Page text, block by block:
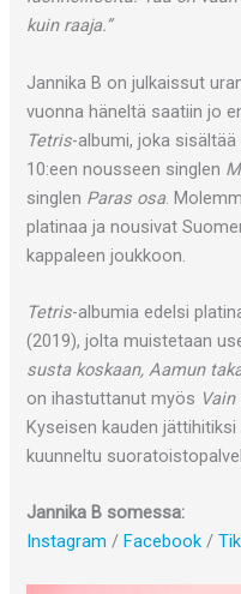
kuin raaja.”
Jannika B on julkaissut
vuonna häneltä saatiin jo
Tetris-albumi, joka
10:een nousseen singlen
singlen Paras osa.
platinaa ja nousivat
kappaleen joukkoon.
Tetris-albumia edelsi
(2019), jolta muistetaan
susta koskaan, Aamun
on ihastuttanut myös
Kyseisen kauden jättihitiksi
kuunneltu
Jannika B somessa:
Instagram/ Facebook/